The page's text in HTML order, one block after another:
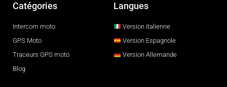
Catégories
Intercom moto
GPS Moto
Traceurs GPS moto
Blog
Langues
Version italienne
Version Espagnole
Version Allemande